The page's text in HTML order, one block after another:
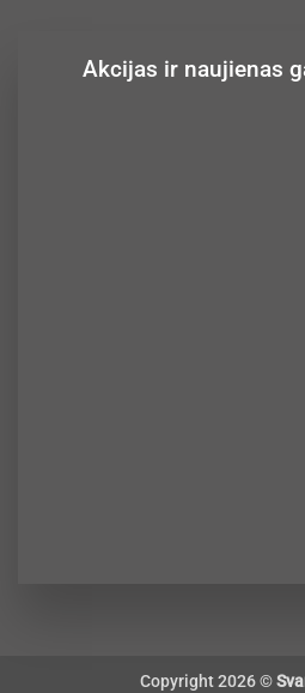
Akcijas ir naujienas
Copyright 2026 ©